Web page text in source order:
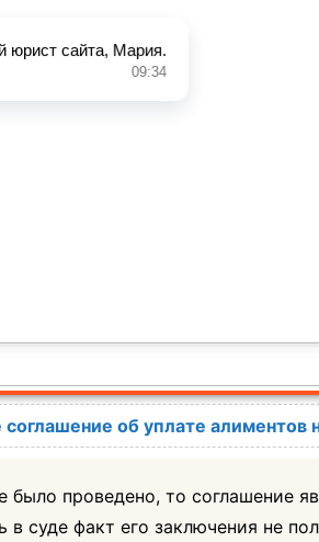
об уплате алиментов
было проведено, то соглашение
суде факт его заключения не